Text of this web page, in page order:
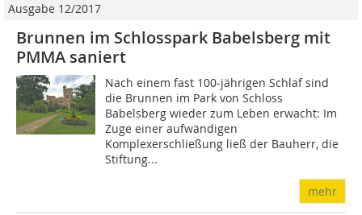
Ausgabe 12/2017
Brunnen im Schlosspark Babelsberg mit
PMMA saniert
Nach einem fast 100-jährigen Schlaf sind
die Brunnen im Park von Schloss
Babelsberg wieder zum Leben erwacht: Im
Zuge einer aufwändigen
Komplexerschließung ließ der Bauherr, die
Stiftung...
mehr